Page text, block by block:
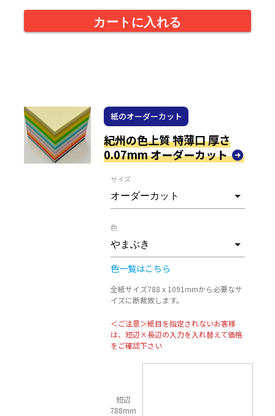
カートに入れる
紙のオーダーカット
紀州の色上質 特薄口 厚さ
0.07mm オーダーカット
サイズ
色
色一覧はこちら
全紙サイズ788 x 1091mmから必要なサ
イズに断裁致します。
＜ご注意＞紙目を指定されないお客様
は、短辺×長辺の入力を入れ替えて価格
をご確認下さい
短辺
788mm